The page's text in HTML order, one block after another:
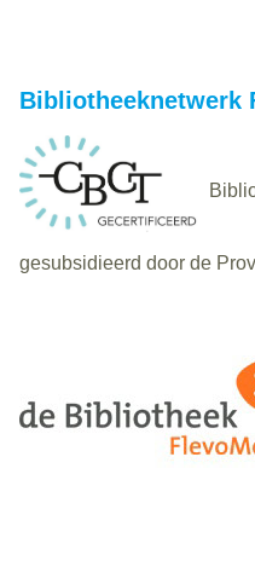
Bibliotheeknetwerk
gesubsidieerd door de